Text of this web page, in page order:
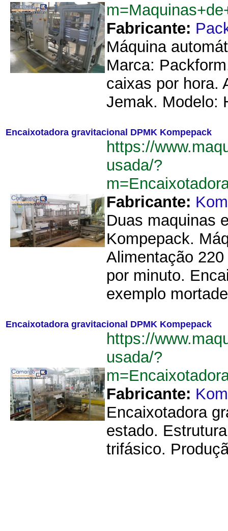
Fabricante:
Máquina
Marca:
caixas por hora.
Jemak. Modelo:
Encaixotadora gravitacional DPMK Kompepack
https://
usada/?
Fabricante:
Duas maquinas
Kompepack.
Alimentação
por minuto.
exemplo
Encaixotadora gravitacional DPMK Kompepack
https://
usada/?
Fabricante:
Encaixotadora
estado.
trifásico.